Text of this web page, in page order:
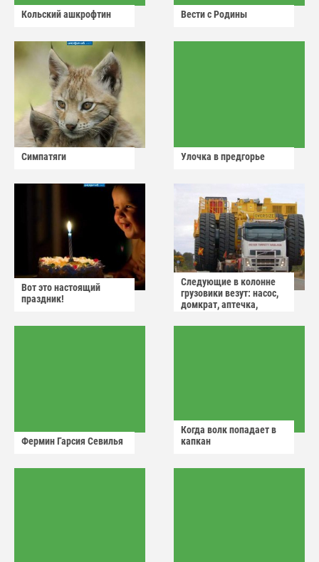
Кольский ашкрофтин Вести с Родины
Симпатяги Улочка в предгорье
Вот это настоящий
праздник!
Следующие в колонне
грузовики везут: насос,
домкрат, аптечка,
Фермин Гарсия Севилья
Когда волк попадает в
капкан